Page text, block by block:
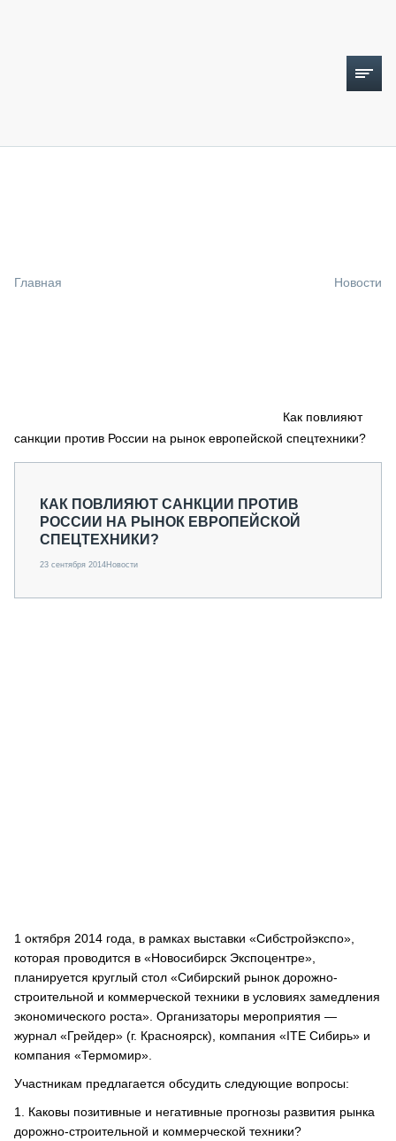
СПЕЦПРОЕКТЫ
О ПРОЕКТЕ
Главная Новости
Как повлияют
санкции против России на рынок европейской спецтехники?
КАК ПОВЛИЯЮТ САНКЦИИ ПРОТИВ
РОССИИ НА РЫНОК ЕВРОПЕЙСКОЙ
СПЕЦТЕХНИКИ?
23 сентября 2014Новости
1 октября 2014 года, в рамках выставки «Сибстройэкспо»,
которая проводится в «Новосибирск Экспоцентре»,
планируется круглый стол «Сибирский рынок дорожно-
строительной и коммерческой техники в условиях замедления
экономического роста». Организаторы мероприятия —
журнал «Грейдер» (г. Красноярск), компания «ITE Сибирь» и
компания «Термомир».
Участникам предлагается обсудить следующие вопросы:
1.​ Каковы позитивные и негативные прогнозы развития рынка
дорожно-строительной и коммерческой техники?